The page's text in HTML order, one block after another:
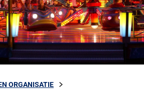
ORGANISATIE